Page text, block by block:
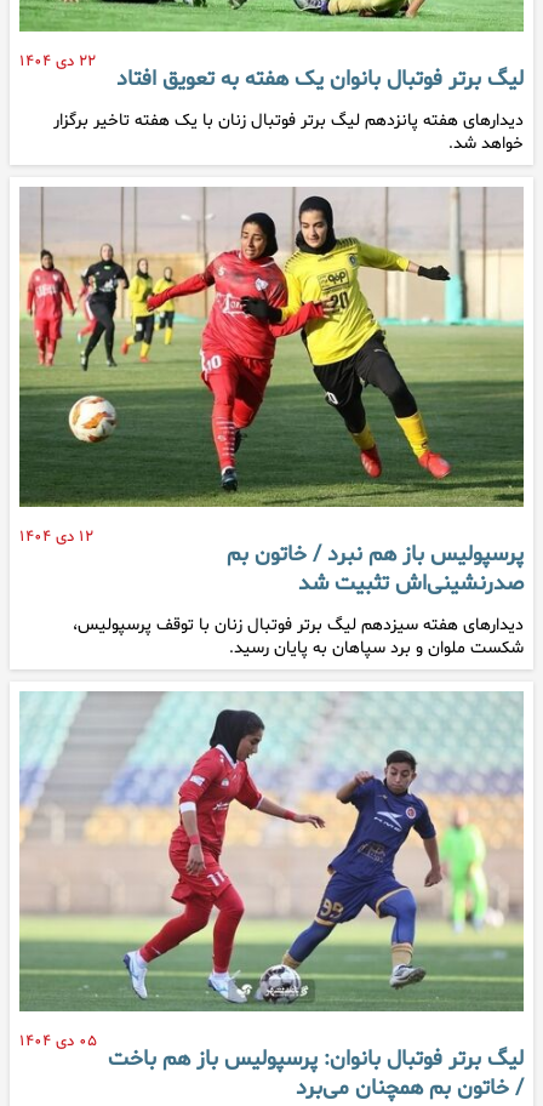
۲۲ دی ۱۴۰۴
لیگ برتر فوتبال بانوان یک هفته به تعویق افتاد
دیدارهای هفته پانزدهم لیگ برتر فوتبال زنان با یک هفته تاخیر برگزار
خواهد شد.
۱۲ دی ۱۴۰۴
پرسپولیس باز هم نبرد / خاتون بم
صدرنشینی‌اش تثبیت شد
دیدارهای هفته سیزدهم لیگ برتر فوتبال زنان با توقف پرسپولیس،
شکست ملوان و برد سپاهان به پایان رسید.
۰۵ دی ۱۴۰۴
لیگ برتر فوتبال بانوان: پرسپولیس باز هم باخت
/ خاتون بم همچنان می‌برد